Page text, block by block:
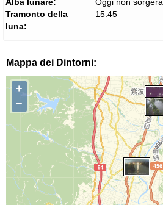
Tramonto della
luna:
15:45
Mappa dei Dintorni:
+
−